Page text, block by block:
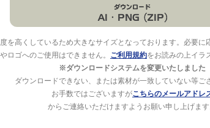
を高くしているため大きなサイズとなっております。必要に
ロゴへのご使用はできません。 ご利用規約をお読みの上イラ
※ダウンロードシステムを変更いたしました
ダウンロードできない、または素材が一致していない等ご
お手数ではございますがこちらのメールアドレ
からご連絡いただけますようお願い申し上げます